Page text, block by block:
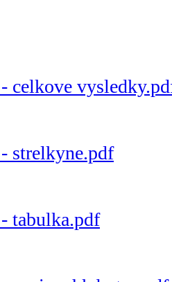
celkove
strelkyne.pdf
tabulka.pdf